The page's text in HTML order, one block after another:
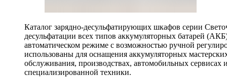
Каталог зарядно-десульфатирующих шкафов серии
десульфатации всех типов аккумуляторных батарей
автоматическом режиме с возможностью ручной
использованы для оснащения аккумуляторных
обслуживания, производствах, автомобильных
специализированной техники.